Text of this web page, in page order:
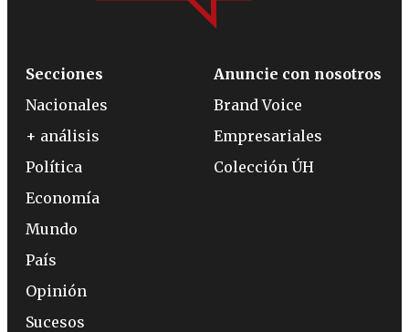
Secciones
Nacionales
+ análisis
Política
Economía
Mundo
País
Opinión
Sucesos
Anuncie con nosotros
Brand Voice
Empresariales
Colección ÚH